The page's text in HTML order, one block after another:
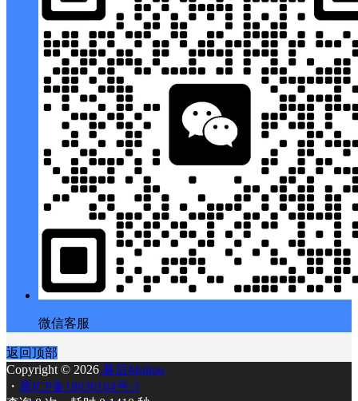
微信客服
返回顶部
Copyright © 2026 幕后Muhou
・ 冀ICP备18036164号-3